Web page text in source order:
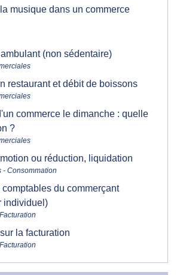
musique dans un commerce
(non sédentaire)
restaurant et débit de boissons
commerce le dimanche : quelle
?
ou réduction, liquidation
- Consommation
du commerçant
individuel)
la facturation